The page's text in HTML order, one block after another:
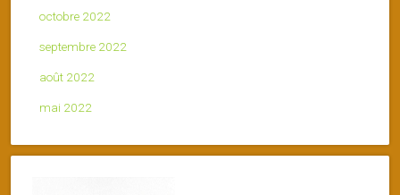
octobre 2022
septembre 2022
août 2022
mai 2022